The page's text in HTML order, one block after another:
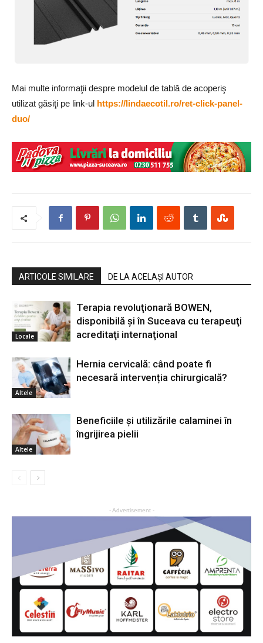
Mai multe informaţii despre modelul de tablă de acoperiş
utilizat găsiţi pe link-ul https://lindaecotil.ro/ret-click-panel-
duo/
ARTICOLE SIMILARE DE LA ACELAȘI AUTOR
Locale
Terapia revoluţionară BOWEN,
disponibilă şi în Suceava cu terapeuţi
acreditaţi internaţional
Altele
Hernia cervicală: când poate fi
necesară intervenția chirurgicală?
Altele
Beneficiile și utilizările calaminei în
îngrijirea pielii
- Advertisement -